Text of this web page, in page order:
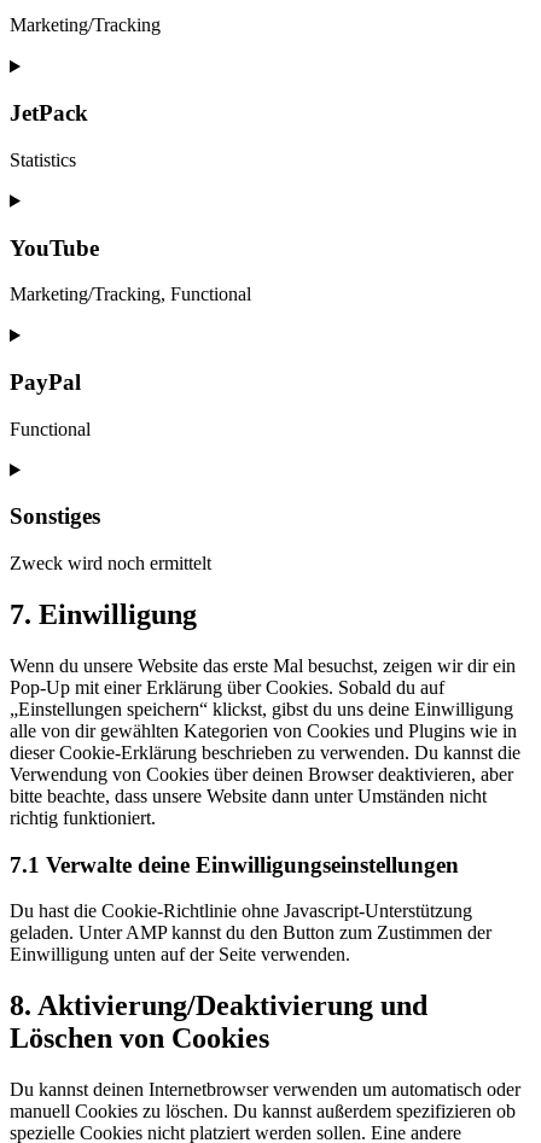
Marketing/Tracking
Consent
service
adsense
JetPack
Statistics
Consent
service
YouTube
Marketing/Tracking, Functional
Consent
service
youtube
PayPal
Functional
Consent
service
Sonstiges
Zweck wird noch ermittelt
Consent
to
sonstiges
7. Einwilligung
Wenn du unsere Website das erste Mal besuchst, zeigen wir dir ein
Pop-Up mit einer Erklärung über Cookies. Sobald du auf
„Einstellungen speichern“ klickst, gibst du uns deine Einwilligung
alle von dir gewählten Kategorien von Cookies und Plugins wie in
dieser Cookie-Erklärung beschrieben zu verwenden. Du kannst die
Verwendung von Cookies über deinen Browser deaktivieren, aber
bitte beachte, dass unsere Website dann unter Umständen nicht
richtig funktioniert.
7.1 Verwalte deine Einwilligungseinstellungen
Du hast die Cookie-Richtlinie ohne Javascript-Unterstützung
geladen. Unter AMP kannst du den Button zum Zustimmen der
Einwilligung unten auf der Seite verwenden.
8. Aktivierung/Deaktivierung und
Löschen von Cookies
Du kannst deinen Internetbrowser verwenden um automatisch oder
manuell Cookies zu löschen. Du kannst außerdem spezifizieren ob
spezielle Cookies nicht platziert werden sollen. Eine andere